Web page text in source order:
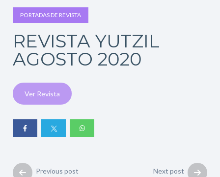
PORTADAS DE REVISTA
REVISTA YUTZIL
AGOSTO 2020
Ver Revista
Previous post Next post